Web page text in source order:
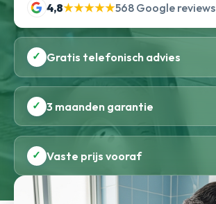
4,8★★★★★568 Google reviews
✓ Gratis telefonisch advies
✓ 3 maanden garantie
✓ Vaste prijs vooraf